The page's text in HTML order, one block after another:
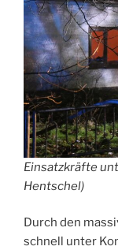
Einsatzkräfte
Hentschel)
Durch den
schnell unter